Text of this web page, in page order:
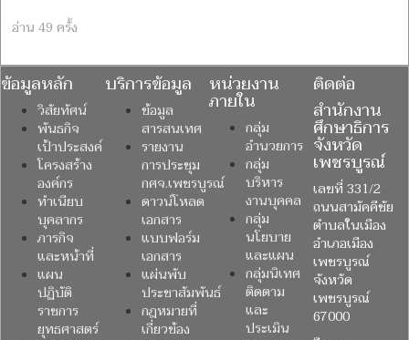
อ่าน 49 ครั้ง
ข้อมูลหลัก
วิสัยทัศน์
พันธกิจ
เป้าประสงค์
โครงสร้าง
องค์กร
ทำเนียบ
บุคลากร
ภารกิจ
และหน้าที่
แผน
ปฏิบัติ
ราชการ
ยุทธศาสตร์
บริการข้อมูล
ข้อมูล
สารสนเทศ
รายงาน
การประชุม
กศจ.เพชรบูรณ์
ดาวน์โหลด
เอกสาร
แบบฟอร์ม
เอกสาร
แผ่นพับ
ประชาสัมพันธ์
กฎหมายที่
เกี่ยวข้อง
หน่วยงาน
ภายใน
กลุ่ม
อำนวยการ
กลุ่ม
บริหาร
งานบุคคล
กลุ่ม
นโยบาย
และแผน
กลุ่มนิเทศ
ติดตาม
และ
ประเมิน
ติดต่อ
สำนักงาน
ศึกษาธิการ
จังหวัด
เพชรบูรณ์
เลขที่ 331/2
ถนนสามัคคีชัย
ตำบลในเมือง
อำเภอเมือง
เพชรบูรณ์
จังหวัด
เพชรบูรณ์
67000